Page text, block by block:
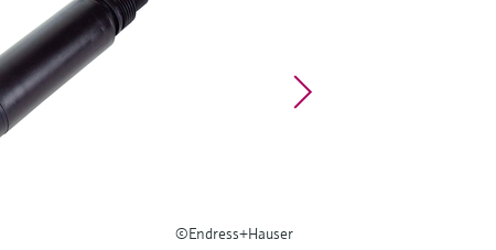
©Endress+Hauser